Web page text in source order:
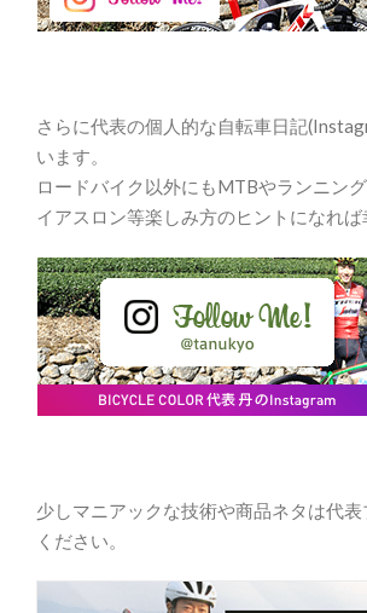
さらに代表の個人的な自転車日記
います。
ロードバイク以外にもMTBやランニン
イアスロン等楽しみ方のヒントになれば
少しマニアックな技術や商品ネタは代
ください。